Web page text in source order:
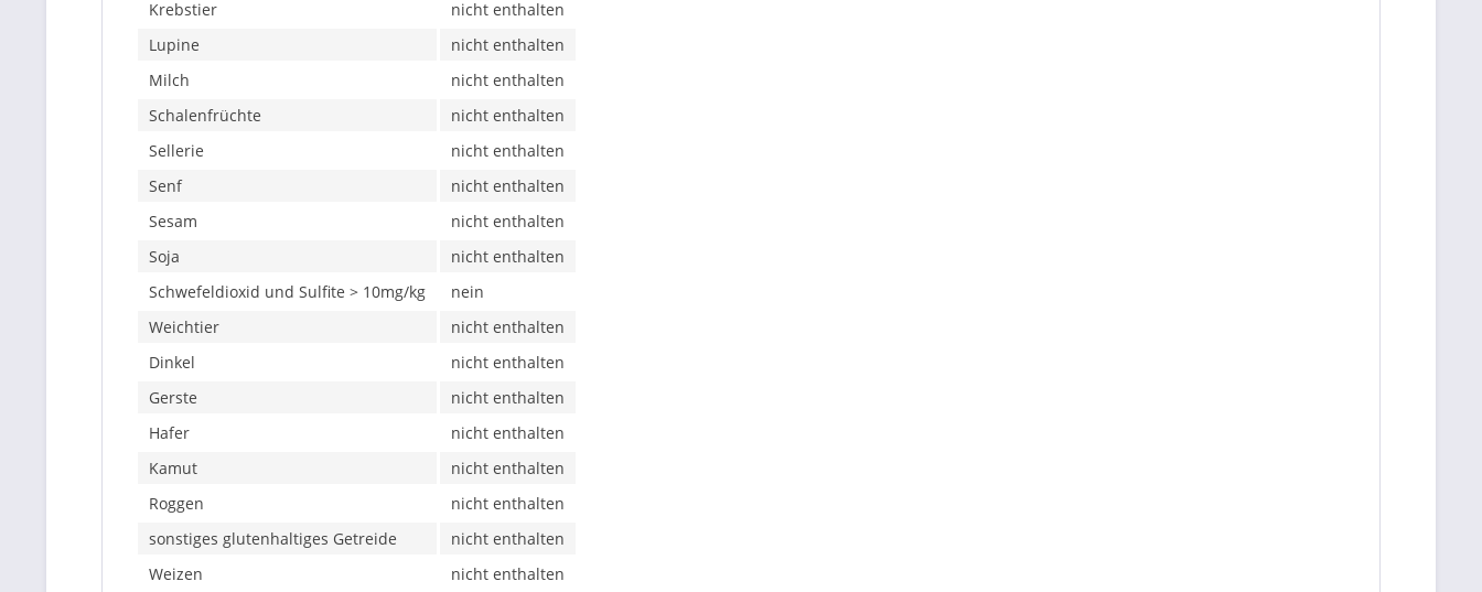
Krebstier
nicht enthalten
Lupine
nicht enthalten
Milch
nicht enthalten
Schalenfrüchte
nicht enthalten
Sellerie
nicht enthalten
Senf
nicht enthalten
Sesam
nicht enthalten
Soja
nicht enthalten
Schwefeldioxid und Sulfite > 10mg/kg
nein
Weichtier
nicht enthalten
Dinkel
nicht enthalten
Gerste
nicht enthalten
Hafer
nicht enthalten
Kamut
nicht enthalten
Roggen
nicht enthalten
sonstiges glutenhaltiges Getreide
nicht enthalten
Weizen
nicht enthalten